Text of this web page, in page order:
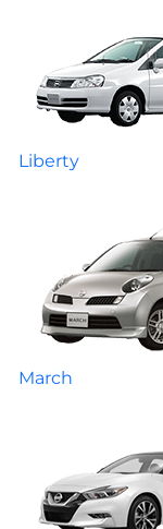
Liberty
March